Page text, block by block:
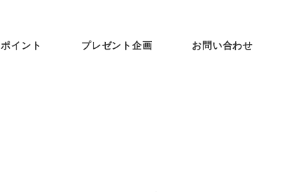
イント プレゼント企画 お問い合わせ